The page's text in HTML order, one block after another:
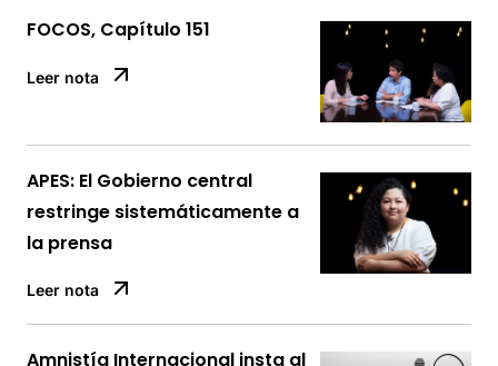
FOCOS, Capítulo 151
Leer nota
APES: El Gobierno central
restringe sistemáticamente a
la prensa
Leer nota
Amnistía Internacional insta al